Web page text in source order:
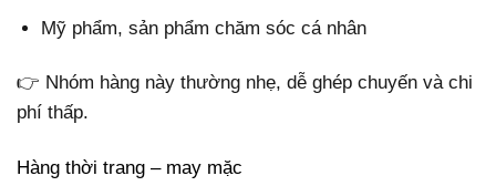
Mỹ phẩm, sản phẩm chăm sóc cá nhân
👉 Nhóm hàng này thường nhẹ, dễ ghép chuyến và chi
phí thấp.
Hàng thời trang – may mặc